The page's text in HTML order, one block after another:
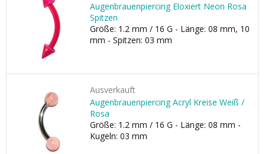
Augenbrauenpiercing Eloxiert Neon Rosa
Spitzen
Größe: 1.2 mm / 16 G - Länge: 08 mm, 10
mm - Spitzen: 03 mm
Ausverkauft
Augenbrauenpiercing Acryl Kreise Weiß /
Rosa
Größe: 1.2 mm / 16 G - Länge: 08 mm -
Kugeln: 03 mm